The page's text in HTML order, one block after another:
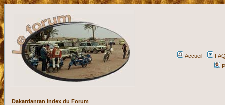
Accueil
Dakardantan Index du Forum